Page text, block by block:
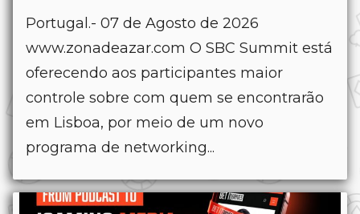
Portugal.- 07 de Agosto de 2026
www.zonadeazar.com O SBC Summit está
oferecendo aos participantes maior
controle sobre com quem se encontrarão
em Lisboa, por meio de um novo
programa de networking...